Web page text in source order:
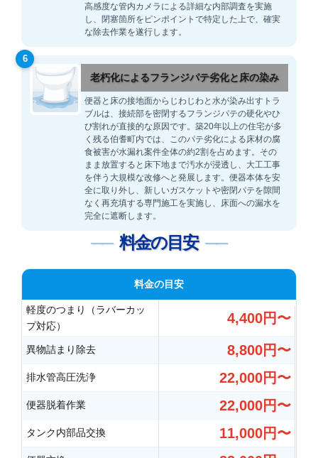
高感度な管内カメラによる詳細な内部調査を実施
し、閉塞箇所をピンポイントで特定した上で、確実
な除去作業を遂行します。
6
老朽化によるフランジパテ劣化と床の染み
便器と床の接地面からじわじわと水が染み出すトラ
ブルは、接続部を密閉するフランジパテの硬化やひ
び割れが直接的な原因です。築20年以上の住宅が多
く残る伯耆町内では、このパテ劣化による床材の腐
食被害が水漏れ案件全体の約2割を占めます。その
まま放置すると床下地まで汚水が浸透し、大工工事
を伴う大規模な改修へと発展します。便器本体を安
全に取り外し、新しいガスケットや密閉パテを隙間
なく再充填する専門施工を実施し、床面への漏水を
完全に遮断します。
料金の目安
料金の目安
軽度のつまり（ラバーカッ
プ対応）
4,400円〜
異物詰まり除去 8,800円〜
排水管高圧洗浄 22,000円〜
便器脱着作業 22,000円〜
タンク内部品交換 11,000円〜